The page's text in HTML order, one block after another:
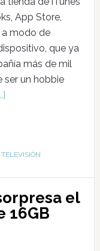
App Store,
a modo de
que ya
más de mil
ser un hobbie
TELEVISIÓN
el
16GB